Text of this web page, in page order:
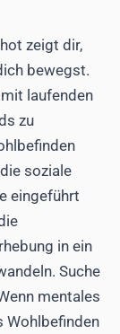
zeigt dir,
bewegst.
laufenden
zu
soziale
eingeführt
in ein
Suche
mentales
Wohlbefinden